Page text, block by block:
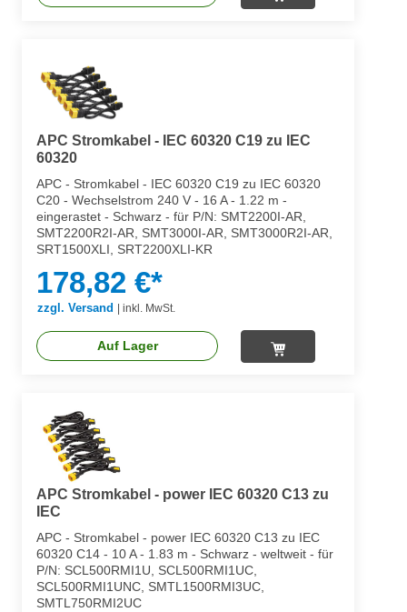
APC Stromkabel - IEC 60320 C19 zu IEC
60320
APC - Stromkabel - IEC 60320 C19 zu IEC 60320
C20 - Wechselstrom 240 V - 16 A - 1.22 m -
eingerastet - Schwarz - für P/N: SMT2200I-AR,
SMT2200R2I-AR, SMT3000I-AR, SMT3000R2I-AR,
SRT1500XLI, SRT2200XLI-KR
178,82 €*
zzgl. Versand inkl. MwSt.
Auf Lager
APC Stromkabel - power IEC 60320 C13 zu
IEC
APC - Stromkabel - power IEC 60320 C13 zu IEC
60320 C14 - 10 A - 1.83 m - Schwarz - weltweit - für
P/N: SCL500RMI1U, SCL500RMI1UC,
SCL500RMI1UNC, SMTL1500RMI3UC,
SMTL750RMI2UC